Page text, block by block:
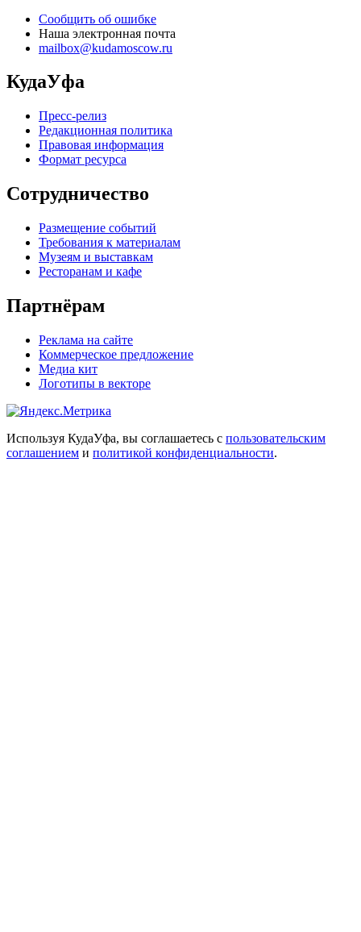
Сообщить об ошибке
Наша электронная почта
mailbox@kudamoscow.ru
КудаУфа
Пресс-релиз
Редакционная политика
Правовая информация
Формат ресурса
Сотрудничество
Размещение событий
Требования к материалам
Музеям и выставкам
Ресторанам и кафе
Партнёрам
Реклама на сайте
Коммерческое предложение
Медиа кит
Логотипы в векторе
Используя КудаУфа, вы соглашаетесь с пользовательским
соглашением и политикой конфиденциальности.